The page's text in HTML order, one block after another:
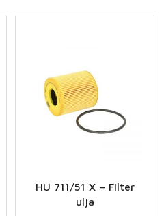
količina
HU 711/51 X – Filter
ulja